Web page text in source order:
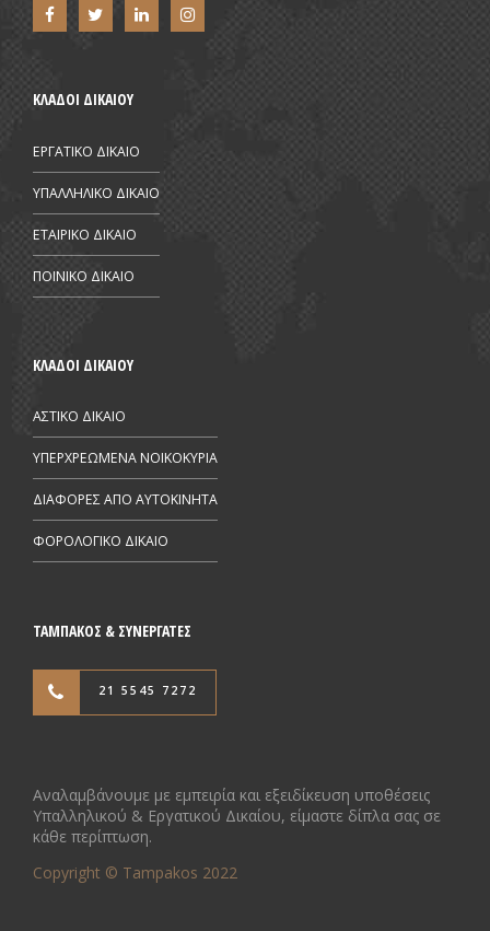
ΚΛΑΔΟΙ ΔΙΚΑΙΟΥ
ΕΡΓΑΤΙΚΟ ΔΙΚΑΙΟ
ΥΠΑΛΛΗΛΙΚΟ ΔΙΚΑΙΟ
ΕΤΑΙΡΙΚΟ ΔΙΚΑΙΟ
ΠΟΙΝΙΚΟ ΔΙΚΑΙΟ
ΚΛΑΔΟΙ ΔΙΚΑΙΟΥ
ΑΣΤΙΚΟ ΔΙΚΑΙΟ
ΥΠΕΡΧΡΕΩΜΕΝΑ ΝΟΙΚΟΚΥΡΙΑ
ΔΙΑΦΟΡΕΣ ΑΠΟ AYTOKINHTA
ΦΟΡΟΛΟΓΙΚΟ ΔΙΚΑΙΟ
ΤΑΜΠΑΚΟΣ & ΣΥΝΕΡΓΑΤΕΣ
21 5545 7272
Αναλαμβάνουμε με εμπειρία και εξειδίκευση υποθέσεις
Υπαλληλικού & Εργατικού Δικαίου, είμαστε δίπλα σας σε
κάθε περίπτωση.
Copyright © Tampakos 2022